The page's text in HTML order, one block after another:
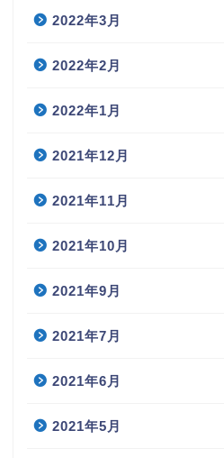
2022年3月
2022年2月
2022年1月
2021年12月
2021年11月
2021年10月
2021年9月
2021年7月
2021年6月
2021年5月